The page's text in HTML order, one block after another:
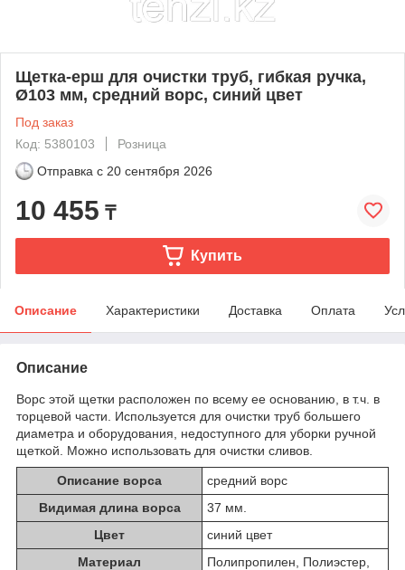
Щетка-ерш для очистки труб, гибкая ручка,
Ø103 мм, средний ворс, синий цвет
Под заказ
Код: 5380103
Розница
Отправка с 20 сентября 2026
10 455 ₸
Купить
Описание Характеристики Доставка Оплата
Описание
Ворс этой щетки расположен по всему ее основанию, в т.ч. в
торцевой части. Используется для очистки труб большего
диаметра и оборудования, недоступного для уборки ручной
щеткой. Можно использовать для очистки сливов.
Описание ворса
средний ворс
Видимая длина ворса
37 мм.
Цвет
синий цвет
Материал
Полипропилен, Полиэстер,